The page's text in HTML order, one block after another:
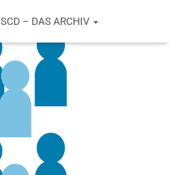
SCD – DAS ARCHIV